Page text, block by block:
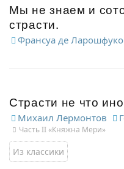
Мы не знаем и
страсти.
Франсуа де Ларошфуко
Страсти не что
Михаил Лермонтов
Часть II «Княжна Мери»
Из классики